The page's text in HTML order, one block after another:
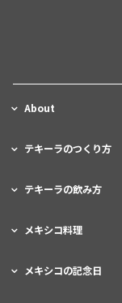
About
テキーラのつくり方
テキーラの飲み方
メキシコ料理
メキシコの記念日